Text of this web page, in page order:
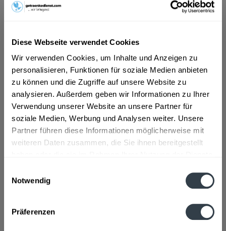
Diese Webseite verwendet Cookies
Wir verwenden Cookies, um Inhalte und Anzeigen zu
personalisieren, Funktionen für soziale Medien anbieten
zu können und die Zugriffe auf unsere Website zu
analysieren. Außerdem geben wir Informationen zu Ihrer
Verwendung unserer Website an unsere Partner für
soziale Medien, Werbung und Analysen weiter. Unsere
Partner führen diese Informationen möglicherweise mit
weiteren Daten zusammen, die Sie ihnen bereitgestellt
Notwendig
Präferenzen
ab 6,09 € *
Inhalt:6 Liter (1,02 € * / 1 Liter)
ggf. zzgl. Erschwerniszuschlag
Vorrätig
MEHRWEG
+3,30 € Pfand
In den Warenkorb
mehr